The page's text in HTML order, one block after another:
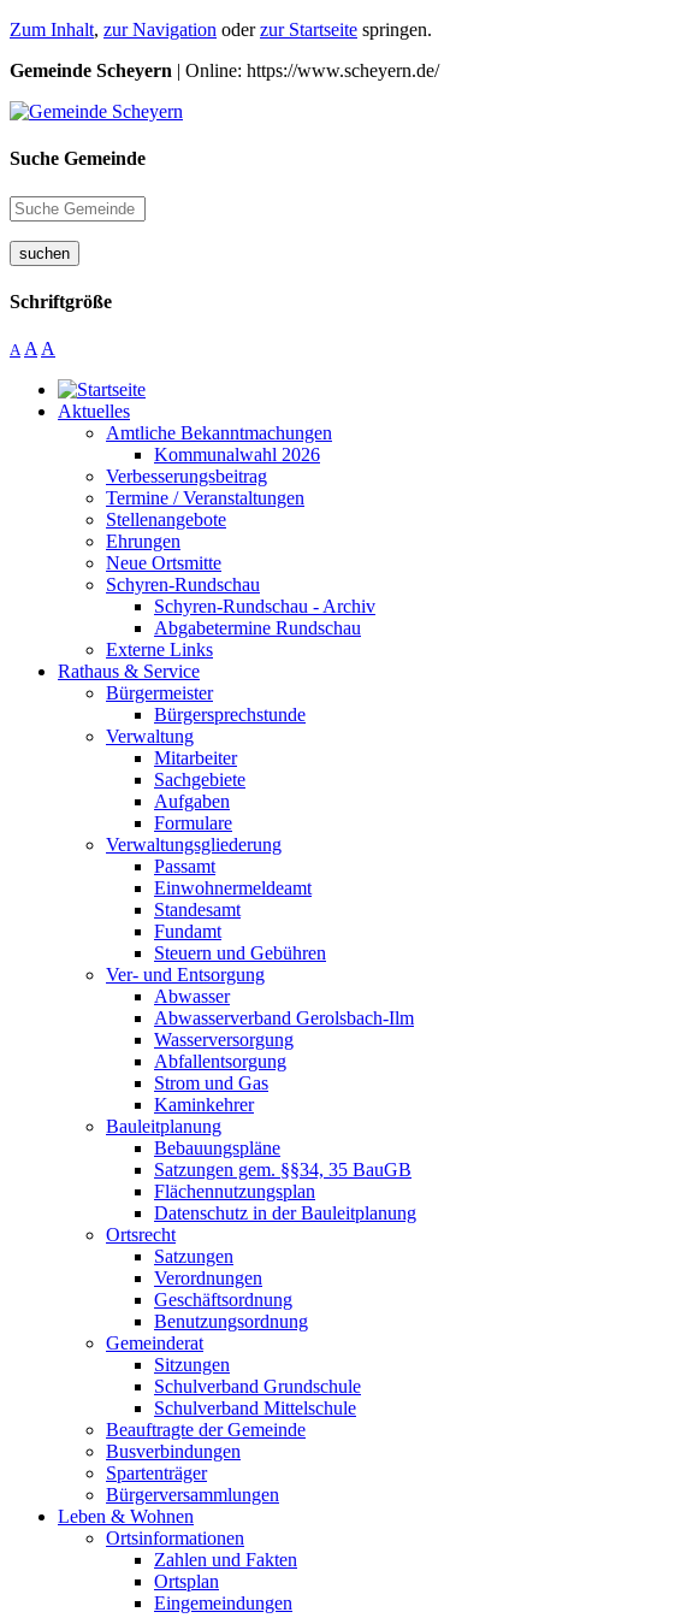
Zum Inhalt, zur Navigation oderzur Startseite springen.
Gemeinde Scheyern | Online: https://www.scheyern.de/
Suche Gemeinde
suchen
Schriftgröße
A A A
Aktuelles
Amtliche Bekanntmachungen
Kommunalwahl 2026
Verbesserungsbeitrag
Termine / Veranstaltungen
Stellenangebote
Ehrungen
Neue Ortsmitte
Schyren-Rundschau
Schyren-Rundschau - Archiv
Abgabetermine Rundschau
Externe Links
Rathaus & Service
Bürgermeister
Bürgersprechstunde
Verwaltung
Mitarbeiter
Sachgebiete
Aufgaben
Formulare
Verwaltungsgliederung
Passamt
Einwohnermeldeamt
Standesamt
Fundamt
Steuern und Gebühren
Ver- und Entsorgung
Abwasser
Abwasserverband Gerolsbach-Ilm
Wasserversorgung
Abfallentsorgung
Strom und Gas
Kaminkehrer
Bauleitplanung
Bebauungspläne
Satzungen gem. §§34, 35 BauGB
Flächennutzungsplan
Datenschutz in der Bauleitplanung
Ortsrecht
Satzungen
Verordnungen
Geschäftsordnung
Benutzungsordnung
Gemeinderat
Sitzungen
Schulverband Grundschule
Schulverband Mittelschule
Beauftragte der Gemeinde
Busverbindungen
Spartenträger
Bürgerversammlungen
Leben & Wohnen
Ortsinformationen
Zahlen und Fakten
Ortsplan
Eingemeindungen